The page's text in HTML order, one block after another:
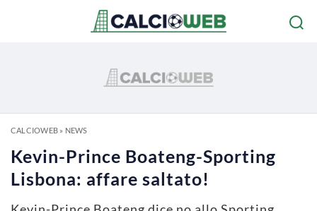
CALCIOWEB» NEWS
Kevin-Prince Boateng-Sporting
Lisbona: affare saltato!